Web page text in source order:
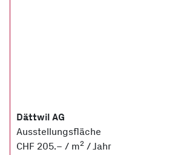
Dättwil AG
Ausstellungsfläche
CHF 205.– / m2 / Jahr